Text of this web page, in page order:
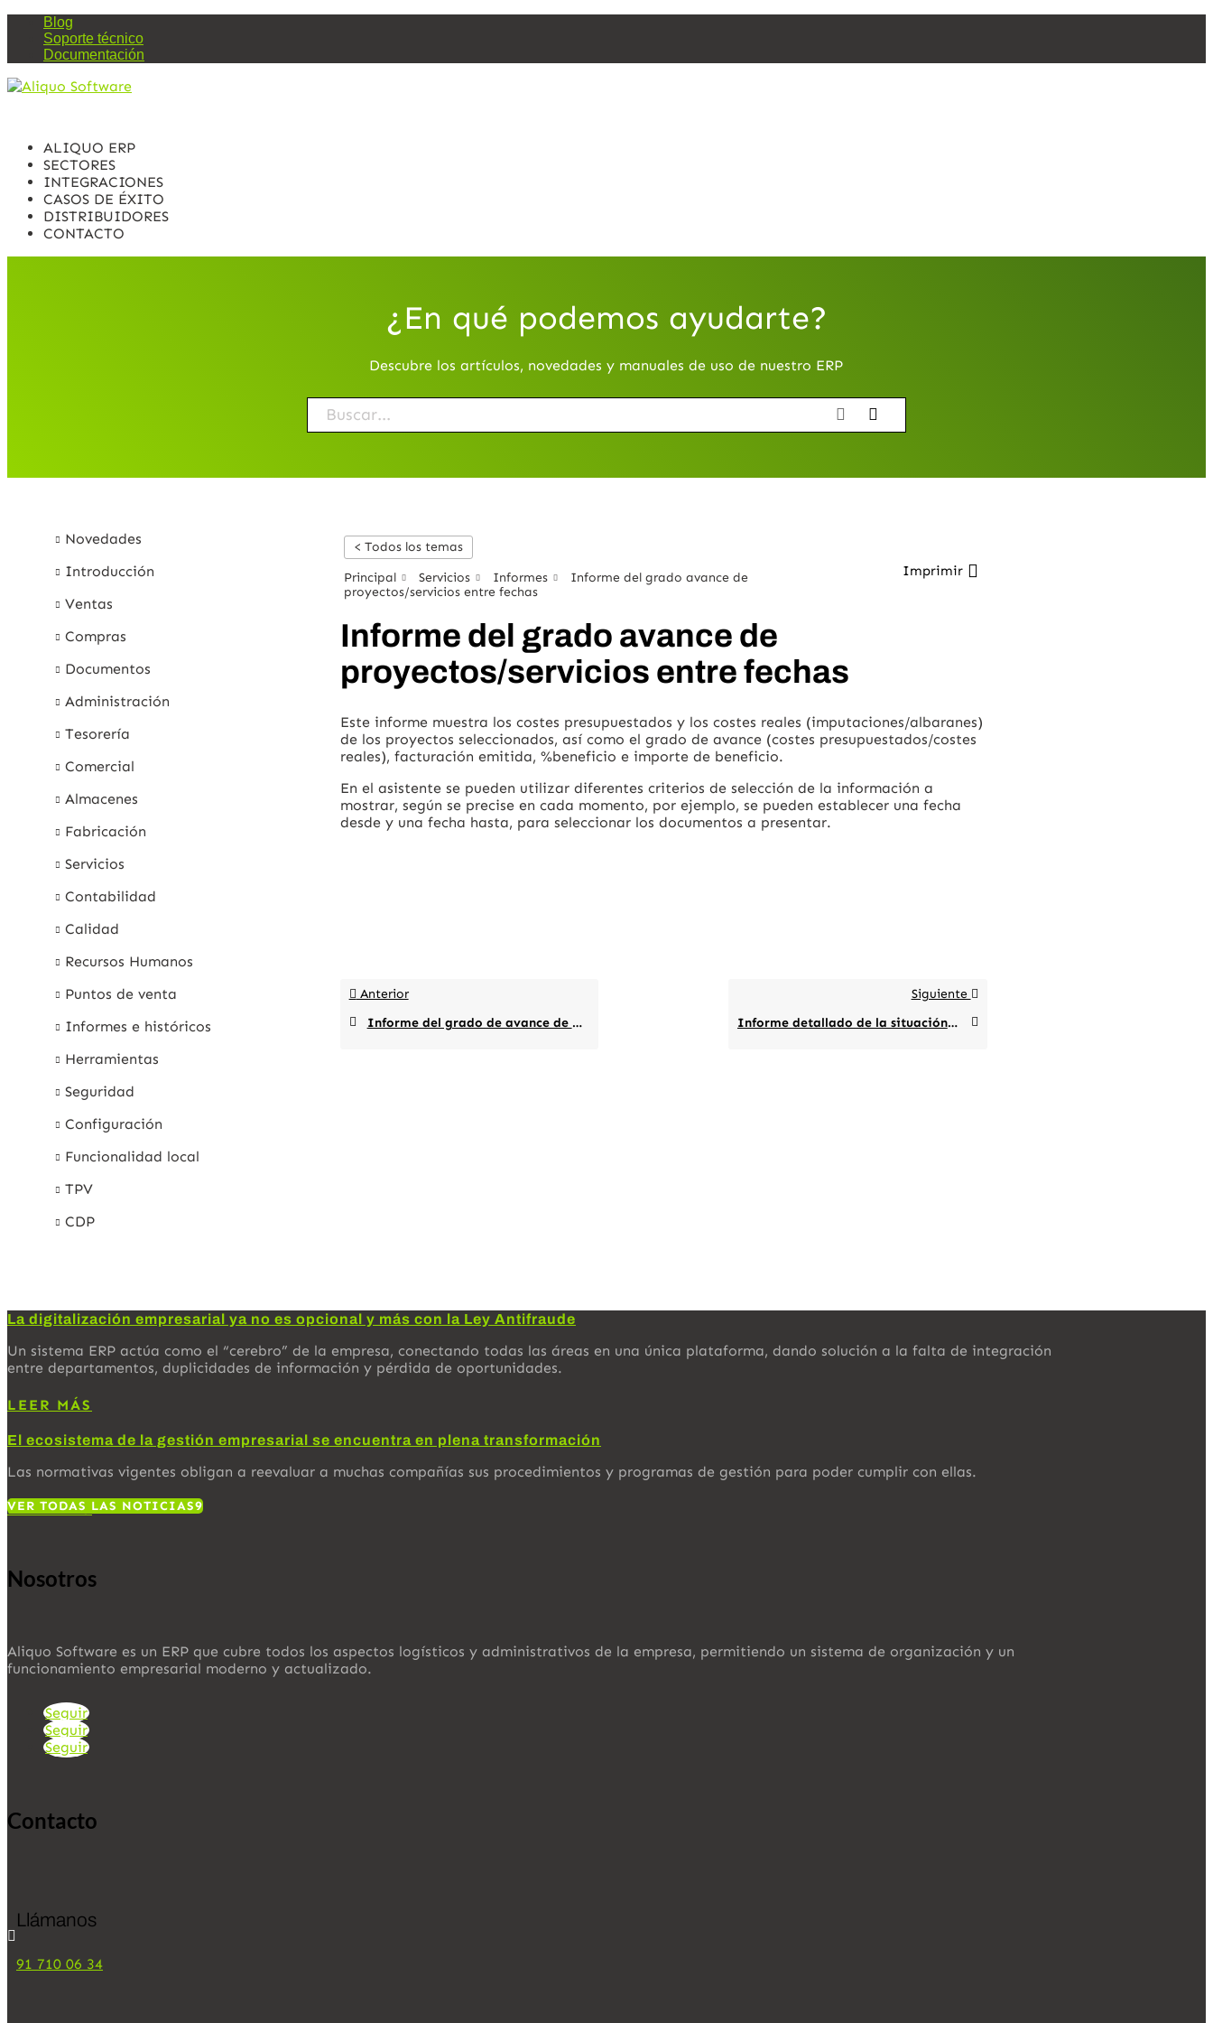
Blog
Soporte técnico
Documentación
ALIQUO ERP
SECTORES
INTEGRACIONES
CASOS DE ÉXITO
DISTRIBUIDORES
CONTACTO
¿En qué podemos ayudarte?
Descubre los artículos, novedades y manuales de uso de nuestro ERP
Novedades
Introducción
Ventas
Compras
Documentos
Administración
Tesorería
Comercial
Almacenes
Fabricación
Servicios
Contabilidad
Calidad
Recursos Humanos
Puntos de venta
Informes e históricos
Herramientas
Seguridad
Configuración
Funcionalidad local
TPV
CDP
< Todos los temas
Principal Servicios Informes
Informe del grado avance de
proyectos/servicios entre fechas
Imprimir
Informe del grado avance de
proyectos/servicios entre fechas
Este informe muestra los costes presupuestados y los costes reales (imputaciones/albaranes)
de los proyectos seleccionados, así como el grado de avance (costes presupuestados/costes
reales), facturación emitida, %beneficio e importe de beneficio.
En el asistente se pueden utilizar diferentes criterios de selección de la información a
mostrar, según se precise en cada momento, por ejemplo, se pueden establecer una fecha
desde y una fecha hasta, para seleccionar los documentos a presentar.
Anterior
Informe del grado de avance de proyectos/servicios
Siguiente
Informe detallado de la situación de proyectos/servicios
La digitalización empresarial ya no es opcional y más con la Ley Antifraude
Un sistema ERP actúa como el “cerebro” de la empresa, conectando todas las áreas en una única plataforma, dando solución a la falta de integración
entre departamentos, duplicidades de información y pérdida de oportunidades.
LEER MÁS
El ecosistema de la gestión empresarial se encuentra en plena transformación
Las normativas vigentes obligan a reevaluar a muchas compañías sus procedimientos y programas de gestión para poder cumplir con ellas.
LEER MÁS
VER TODAS LAS NOTICIAS
Nosotros
Aliquo Software es un ERP que cubre todos los aspectos logísticos y administrativos de la empresa, permitiendo un sistema de organización y un
funcionamiento empresarial moderno y actualizado.
Seguir
Seguir
Seguir
Contacto

Llámanos
91 710 06 34